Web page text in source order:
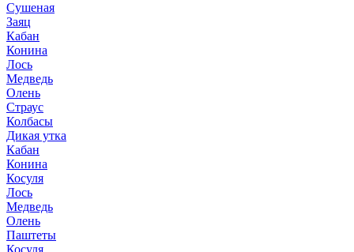
Сушеная
Заяц
Кабан
Конина
Лось
Медведь
Олень
Страус
Колбасы
Дикая утка
Кабан
Конина
Косуля
Лось
Медведь
Олень
Паштеты
Косуля